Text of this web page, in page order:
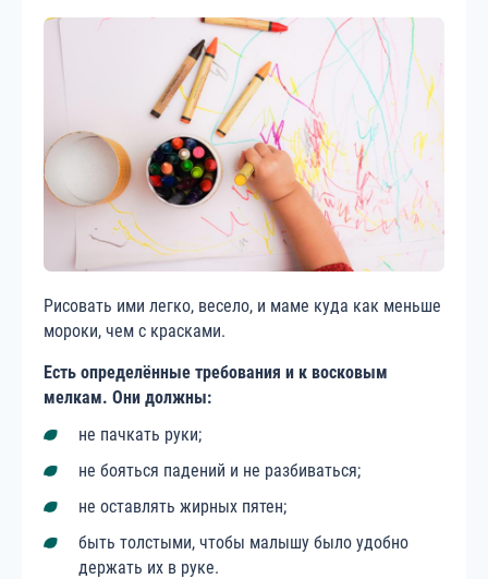
Рисовать ими легко, весело, и маме куда как меньше
мороки, чем с красками.
Есть определённые требования и к восковым
мелкам. Они должны:
не пачкать руки;
не бояться падений и не разбиваться;
не оставлять жирных пятен;
быть толстыми, чтобы малышу было удобно
держать их в руке.